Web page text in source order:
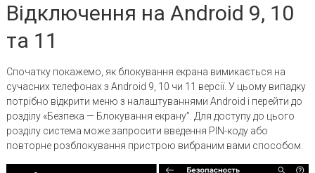
Відключення на Android 9, 10
та 11
Спочатку покажемо, як блокування екрана вимикається на
сучасних телефонах з Android 9, 10 чи 11 версії. У цьому випадку
потрібно відкрити меню з налаштуваннями Android і перейти до
розділу «Безпека — Блокування екрану”. Для доступу до цього
розділу система може запросити введення PIN-коду або
повторне розблокування пристрою вибраним вами способом.